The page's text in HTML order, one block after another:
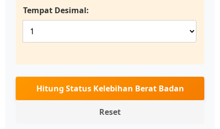
Tempat Desimal:
Hitung Status Kelebihan Berat Badan
Reset